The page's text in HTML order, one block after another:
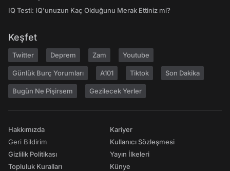
IQ Testi: IQ'unuzun Kaç Olduğunu Merak Ettiniz mi?
Keşfet
Twitter Deprem Zam Youtube
Günlük Burç Yorumları A101 Tiktok Son Dakika
Bugün Ne Pişirsem Gezilecek Yerler
Hakkımızda
Geri Bildirim
Gizlilik Politikası
Topluluk Kuralları
Kariyer
Kullanıcı Sözleşmesi
Yayın İlkeleri
Künye